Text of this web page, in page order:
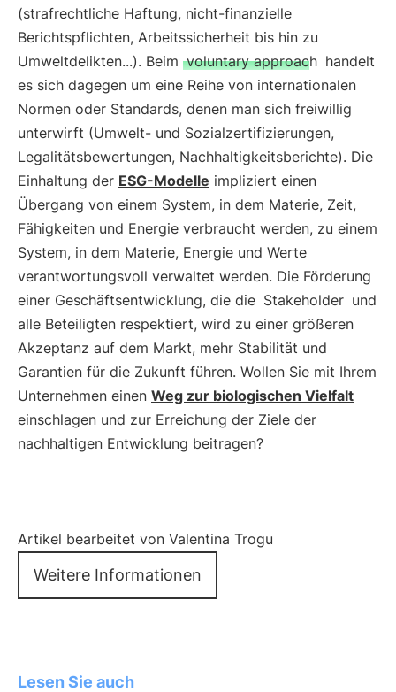
(strafrechtliche Haftung, nicht-finanzielle
Berichtspflichten, Arbeitssicherheit bis hin zu
Umweltdelikten...). Beim voluntary approach handelt
es sich dagegen um eine Reihe von internationalen
Normen oder Standards, denen man sich freiwillig
unterwirft (Umwelt- und Sozialzertifizierungen,
Legalitätsbewertungen, Nachhaltigkeitsberichte). Die
Einhaltung der ESG-Modelle impliziert einen
Übergang von einem System, in dem Materie, Zeit,
Fähigkeiten und Energie verbraucht werden, zu einem
System, in dem Materie, Energie und Werte
verantwortungsvoll verwaltet werden. Die Förderung
einer Geschäftsentwicklung, die die Stakeholder und
alle Beteiligten respektiert, wird zu einer größeren
Akzeptanz auf dem Markt, mehr Stabilität und
Garantien für die Zukunft führen. Wollen Sie mit Ihrem
Unternehmen einen Weg zur biologischen Vielfalt
einschlagen und zur Erreichung der Ziele der
nachhaltigen Entwicklung beitragen?
Artikel bearbeitet von Valentina Trogu
Weitere Informationen
Lesen Sie auch